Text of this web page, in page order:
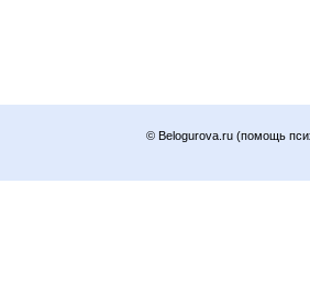
© Belogurova.ru (помощь